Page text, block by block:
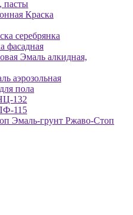
пасты
Краска
серебрянка
фасадная
Эмаль алкидная,
аэрозольная
пола
132
115
Эмаль-грунт Ржаво-Стоп